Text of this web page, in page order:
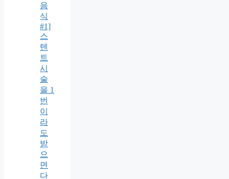
음
식
#1]
스
텐
트
시
술
을 1
번
이
라
도
받
으
면
다